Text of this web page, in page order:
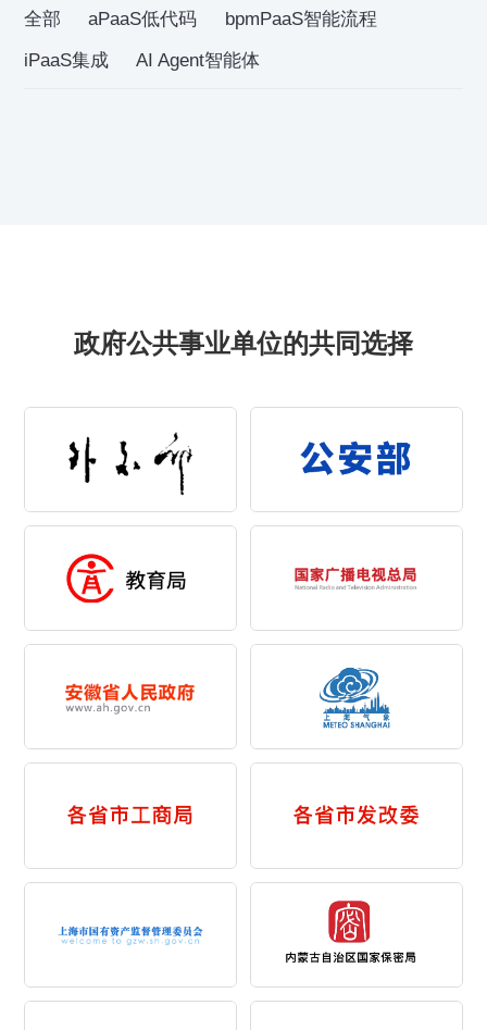
全部 aPaaS低代码
bpmPaaS智能流程
iPaaS集成
AI Agent智能体
政府公共事业单位的共同选择